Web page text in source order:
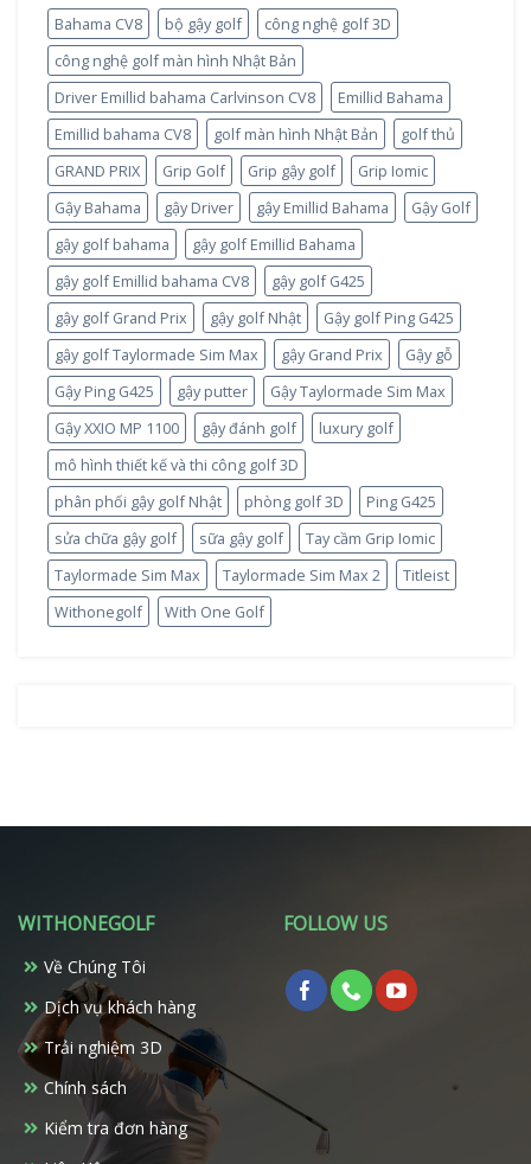
Bahama CV8 bộ gậy golf
công nghệ golf 3D
công nghệ golf màn hình Nhật Bản
Driver Emillid bahama Carlvinson CV8
Emillid Bahama
Emillid bahama CV8
golf màn hình Nhật Bản
golf thủ
GRAND PRIX
Grip Golf Grip gậy golf
Grip Iomic
Gậy Bahama
gậy Driver gậy Emillid Bahama
Gậy Golf
gậy golf bahama
gậy golf Emillid Bahama
gậy golf Emillid bahama CV8
gậy golf G425
gậy golf Grand Prix
gậy golf Nhật
Gậy golf Ping G425
gậy golf Taylormade Sim Max
gậy Grand Prix
Gậy gỗ
Gậy Ping G425
gậy putter
Gậy Taylormade Sim Max
Gậy XXIO MP 1100
gậy đánh golf
luxury golf
mô hình thiết kế và thi công golf 3D
phân phối gậy golf Nhật
phòng golf 3D
Ping G425
sửa chữa gậy golf
sữa gậy golf
Tay cầm Grip Iomic
Taylormade Sim Max
Taylormade Sim Max 2
Titleist
Withonegolf
With One Golf
WITHONEGOLF
Về Chúng Tôi
Dịch vụ khách hàng
Trải nghiệm 3D
Chính sách
Kiểm tra đơn hàng
FOLLOW US